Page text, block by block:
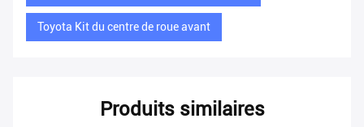
Toyota Kit du centre de roue avant
Produits similaires